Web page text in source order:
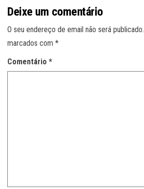
Deixe um comentário
O seu endereço de email não será publicado.
marcados com *
Comentário *